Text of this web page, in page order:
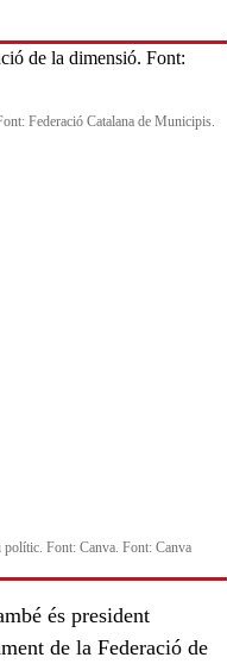
Federació Catalana de Municipis.
polític. Font: Canva. Font: Canva
és president
de la Federació de